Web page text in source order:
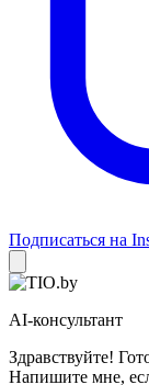
Подписаться на
AI-консультант
Здравствуйте!
Напишите мне,